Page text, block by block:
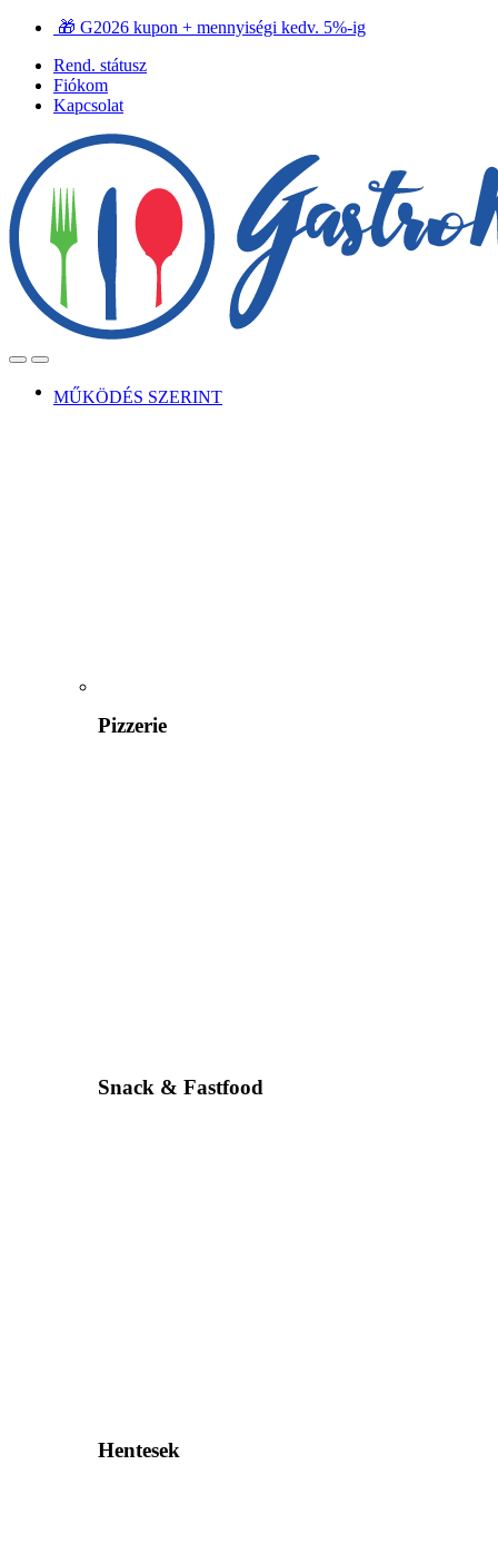
Ugrás
navigációhoz
Ugrás
tartalomra
🎁 G2026 kupon + mennyiségi kedv. 5%-ig
Rend. státusz
Fiókom
Kapcsolat
OpenClose
MŰKÖDÉS SZERINT
Pizzerie
Snack & Fastfood
Hentesek